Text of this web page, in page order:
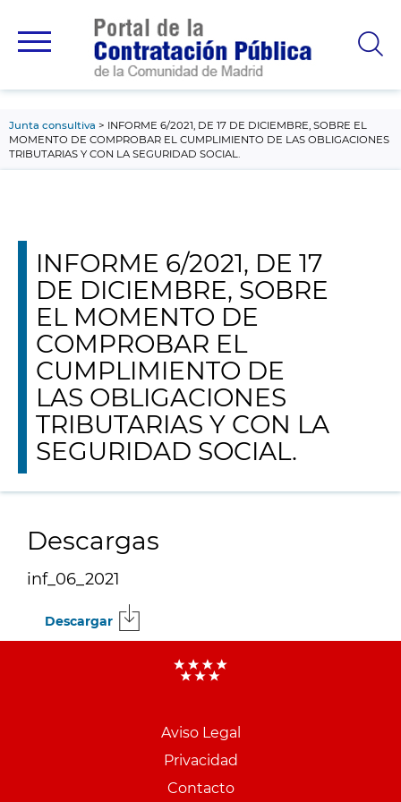
principal
Junta consultiva
INFORME 6/2021, DE 17 DE DICIEMBRE, SOBRE EL
MOMENTO DE COMPROBAR EL CUMPLIMIENTO DE LAS OBLIGACIONES
TRIBUTARIAS Y CON LA SEGURIDAD SOCIAL.
INFORME 6/2021, DE 17
DE DICIEMBRE, SOBRE
EL MOMENTO DE
COMPROBAR EL
CUMPLIMIENTO DE
LAS OBLIGACIONES
TRIBUTARIAS Y CON LA
SEGURIDAD SOCIAL.
Descargas
inf_06_2021
Descargar
Aviso Legal
Privacidad
Contacto